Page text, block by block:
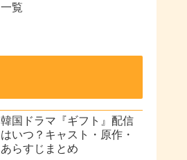
一覧
韓国ドラマ『ギフト』配信
はいつ？キャスト・原作・
あらすじまとめ